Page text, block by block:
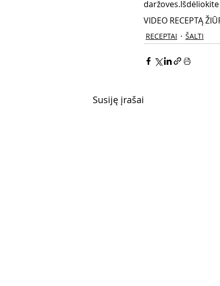
VIDEO RECEPTĄ
RECEPTAI ŠALTI
Susiję įrašai